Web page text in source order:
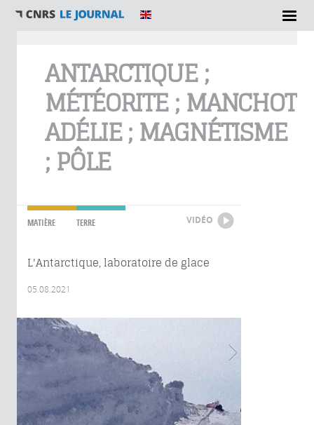
ANTARCTIQUE ;
MÉTÉORITE ; MANCHOT
ADÉLIE ; MAGNÉTISME
; PÔLE
MATIÈRE TERRE VIDÉO
L'Antarctique, laboratoire de glace
05.08.2021